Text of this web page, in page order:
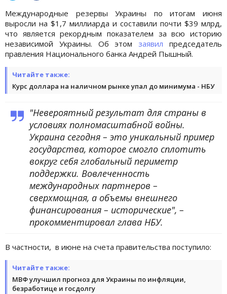
Международные резервы Украины по итогам июня
выросли на $1,7 миллиарда и составили почти $39 млрд,
что является рекордным показателем за всю историю
независимой Украины. Об этом заявил председатель
правления Национального банка Андрей Пышный.
Читайте также:
Курс доллара на наличном рынке упал до минимума - НБУ
"Невероятный результат для страны в
условиях полномасштабной войны.
Украина сегодня – это уникальный пример
государства, которое смогло сплотить
вокруг себя глобальный периметр
поддержки. Вовлеченность
международных партнеров –
сверхмощная, а объемы внешнего
финансирования – исторические", –
прокомментировал глава НБУ.
В частности, в июне на счета правительства поступило:
Читайте также:
МВФ улучшил прогноз для Украины по инфляции,
безработице и госдолгу